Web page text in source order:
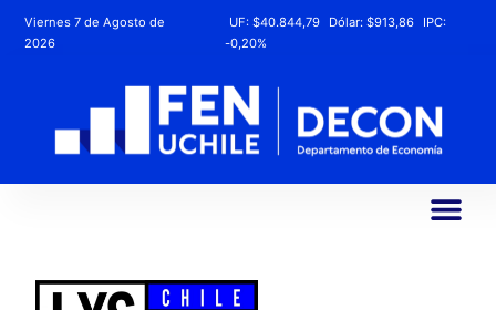
Viernes 7 de Agosto de
2026
UF: $40.844,79 Dólar: $913,86
IPC:
-0,20%